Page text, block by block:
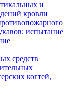
и
кровли
испытание
средств
когтей,